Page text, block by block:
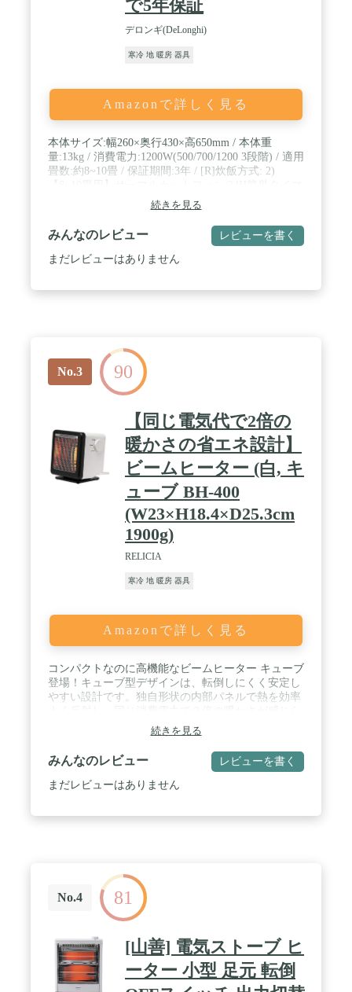
で5年保証
デロンギ(DeLonghi)
寒冷 地 暖房 器具
Amazonで詳しく見る
本体サイズ:幅260×奥行430×高650mm / 本体重
量:13kg / 消費電力:1200W(500/700/1200 3段階) / 適用
畳数:約8~10畳 / 保証期間:3年 / [R]炊飯方式: 2)
ー/グレー / やけどしにくい安全設計「サーマルカッ
トフィン」を搭載。30分ごとにON/OFF設定が可能
な24時間電子タイマー付。サーモスタットで設定温
度に合わせてオンオフを繰り返し運転。縦の視覚的
リズムが印象的な新デザインのオイルヒーター。
続きを見る
みんなのレビュー レビューを書く
まだレビューはありません
No.3 90
【同じ電気代で2倍の
暖かさの省エネ設計】
ビームヒーター (白, キ
ューブ BH-400
(W23×H18.4×D25.3cm
1900g)
RELICIA
寒冷 地 暖房 器具
Amazonで詳しく見る
コンパクトなのに高機能なビームヒーター キューブ
登場！キューブ型デザインは、転倒しにくく安定し
やすい設計です。独自形状の内部パネルで熱を効率
れます。省電力で節電に最適！本体上部には持ち運
びやすい取っ手が付いているので、持ち運びもらく
らくです。 / 【商品特長】●ビームヒーター：コン
パクトなのに高機能な"ビームヒーター キュー
ブ”は、独自形状の内部パネルで熱を効率よく反射
た、本体上部には持ち運びやすい取っ手が付いてい
るので、持ち運びもらくらくです。 / ●使い方はと
っても簡単：本体側面についている丸いツマミを回
すだけの簡単操作。200ｗ/400ｗの二段階なので、ど
なたでも簡単にご使用いただけます。●角度調整：
手動で角度調整が可能です。約20度の傾きが出来る
ので、お好きな角度で使用ができます。 / ●オフィ
スやデスクのしたの足元ヒーターにも：コンパクト
続きを見る
みんなのレビュー レビューを書く
まだレビューはありません
No.4 81
[山善] 電気ストーブ ヒ
ーター 小型 足元 転倒